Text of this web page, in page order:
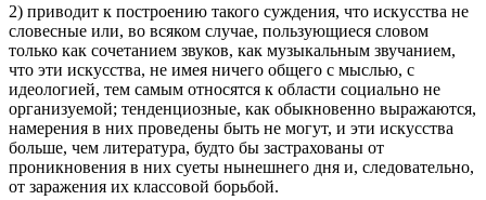
2) приводит к построению такого суждения, что искусства не
словесные или, во всяком случае, пользующиеся словом
только как сочетанием звуков, как музыкальным звучанием,
что эти искусства, не имея ничего общего с мыслью, с
идеологией, тем самым относятся к области социально не
организуемой; тенденциозные, как обыкновенно выражаются,
намерения в них проведены быть не могут, и эти искусства
больше, чем литература, будто бы застрахованы от
проникновения в них суеты нынешнего дня и, следовательно,
от заражения их классовой борьбой.